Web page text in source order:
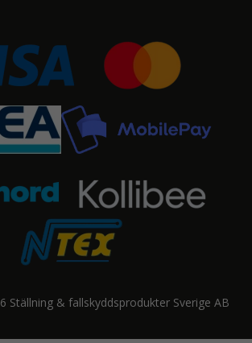
Ställning & fallskyddsprodukter Sverige AB